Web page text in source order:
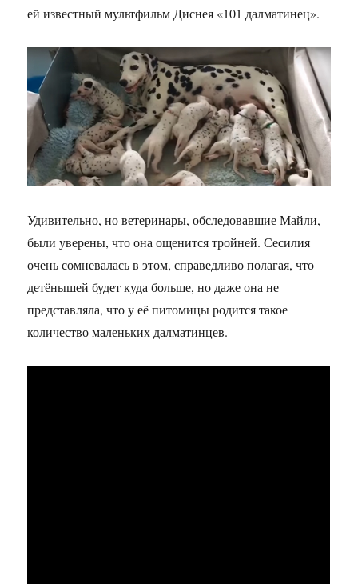
ей известный мультфильм Диснея «101 далматинец».
Удивительно, но ветеринары, обследовавшие Майли,
были уверены, что она ощенится тройней. Сесилия
очень сомневалась в этом, справедливо полагая, что
детёнышей будет куда больше, но даже она не
представляла, что у её питомицы родится такое
количество маленьких далматинцев.